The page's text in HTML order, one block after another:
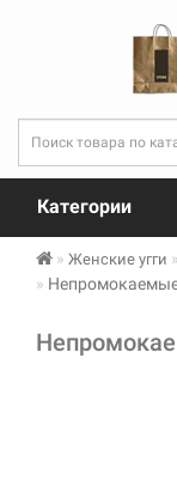
Категории
Женские угги
Непромокаемые